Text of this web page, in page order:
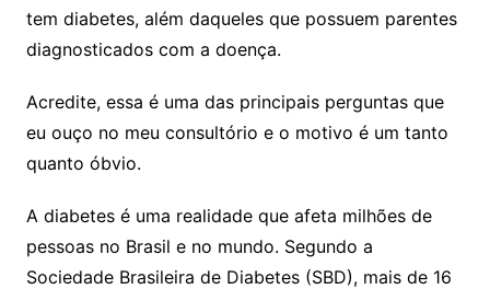
tem diabetes, além daqueles que possuem parentes
diagnosticados com a doença.
Acredite, essa é uma das principais perguntas que
eu ouço no meu consultório e o motivo é um tanto
quanto óbvio.
A diabetes é uma realidade que afeta milhões de
pessoas no Brasil e no mundo. Segundo a
Sociedade Brasileira de Diabetes (SBD), mais de 16